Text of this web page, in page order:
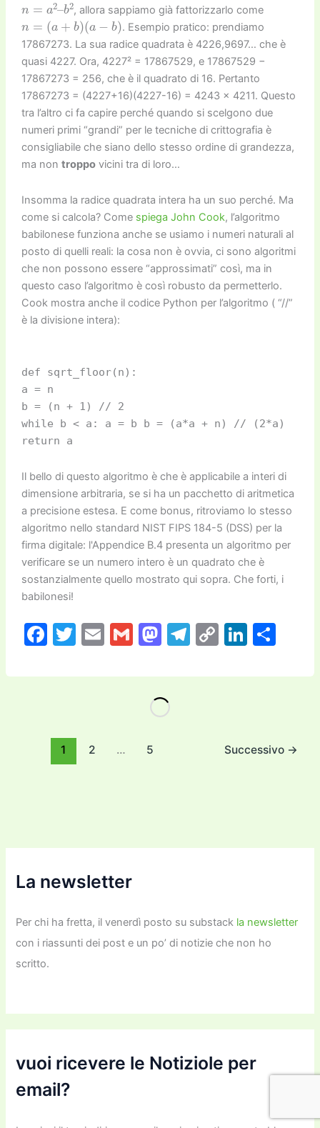
, allora sappiamo già fattorizzarlo come
a+ (a −
. Esempio pratico: prendiamo
17867273. La sua radice quadrata è 4226,9697… che è
quasi 4227. Ora, 4227² = 17867529, e 17867529 −
17867273 = 256, che è il quadrato di 16. Pertanto
17867273 = (4227+16)(4227-16) = 4243 × 4211. Questo
tra l’altro ci fa capire perché quando si scelgono due
numeri primi “grandi” per le tecniche di crittografia è
consigliabile che siano dello stesso ordine di grandezza,
ma non troppovicini tra di loro…
Insomma la radice quadrata intera ha un suo perché. Ma
come si calcola? Come spiega John Cook, l’algoritmo
babilonese funziona anche se usiamo i numeri naturali al
posto di quelli reali: la cosa non è ovvia, ci sono algoritmi
che non possono essere “approssimati” così, ma in
questo caso l’algoritmo è così robusto da permetterlo.
Cook mostra anche il codice Python per l’algoritmo ( “//”
è la divisione intera):
def sqrt_floor(n):
a = n
b = (n + 1) // 2
while b < a: a = b b = (a*a + n) // (2*a)
return a
Il bello di questo algoritmo è che è applicabile a interi di
dimensione arbitraria, se si ha un pacchetto di aritmetica
a precisione estesa. E come bonus, ritroviamo lo stesso
algoritmo nello standard NIST FIPS 184-5 (DSS) per la
firma digitale: l'Appendice B.4 presenta un algoritmo per
verificare se un numero intero è un quadrato che è
sostanzialmente quello mostrato qui sopra. Che forti, i
babilonesi!
F
c
o
T
itt
E
ai
G
ai
M
st
o
d
T
e
C
p
n
Li
k
n
C
n
di
1 2 … 5 Successivo →
La newsletter
Per chi ha fretta, il venerdì posto su substack la newsletter
con i riassunti dei post e un po’ di notizie che non ho
scritto.
vuoi ricevere le Notiziole per
email?